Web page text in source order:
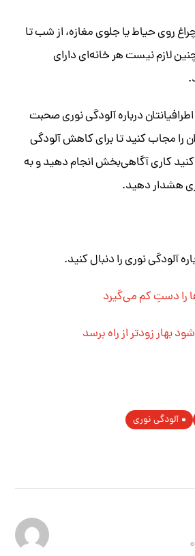
روی حیاط یا جلوی مغازه، از شب تا
لازم نیست هر خانه‌ای دارای
درباره آلودگی نوری صحبت
را مجاب کنید تا برای کاهش آلودگی
کاری آگاهی‌بخش انجام دهید و به
هشدار دهید.
آلودگی نوری را دنبال کنید.
را دستِ کم می‌گیرد
بهار زودتر از راه برسد
آلودگی نوری